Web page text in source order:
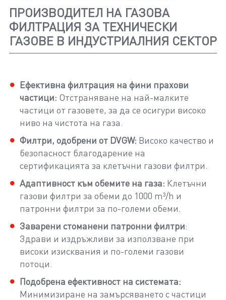
ПРОИЗВОДИТЕЛ НА ГАЗОВА
ФИЛТРАЦИЯ ЗА ТЕХНИЧЕСКИ
ГАЗОВЕ В ИНДУСТРИАЛНИЯ СЕКТОР
Ефективна филтрация на фини прахови
частици: Отстраняване на най-малките
частици от газовете, за да се осигури високо
ниво на чистота на газа.
Филтри, одобрени от DVGW: Високо качество и
безопасност благодарение на
сертификацията за клетъчни газови филтри.
Адаптивност към обемите на газа: Клетъчни
газови филтри за обеми до 1000 m³/h и
патронни филтри за по-големи обеми.
Заварени стоманени патронни филтри:
Здрави и издръжливи за използване при
високи изисквания и по-големи газови
потоци.
Подобрена ефективност на системата:
Минимизиране на замърсяването с частици